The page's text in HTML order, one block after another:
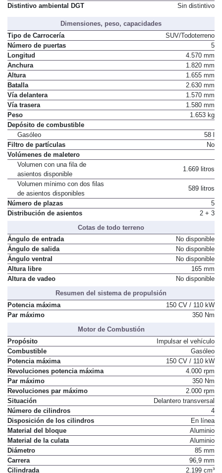
Distintivo ambiental DGT
Sin distintivo
Dimensiones, peso, capacidades
Tipo de Carrocería
SUV/Todoterreno
Número de puertas
5
Longitud
4.570 mm
Anchura
1.820 mm
Altura
1.655 mm
Batalla
2.630 mm
Vía delantera
1.570 mm
Vía trasera
1.580 mm
Peso
1.653 kg
Depósito de combustible
Gasóleo
58 l
Filtro de partículas
No
Volúmenes de maletero
Volumen con una fila de
asientos disponible
1.669 litros
Volumen mínimo con dos filas
de asientos disponibles
589 litros
Número de plazas
5
Distribución de asientos
2 + 3
Cotas de todo terreno
Ángulo de entrada
No disponible
Ángulo de salida
No disponible
Ángulo ventral
No disponible
Altura libre
165 mm
Altura de vadeo
No disponible
Resumen del sistema de propulsión
Potencia máxima
150 CV / 110 kW
Par máximo
350 Nm
Motor de Combustión
Propósito
Impulsar el vehículo
Combustible
Gasóleo
Potencia máxima
150 CV / 110 kW
Revoluciones potencia máxima
4.000 rpm
Par máximo
350 Nm
Revoluciones par máximo
2.000 rpm
Situación
Delantero transversal
Número de cilindros
4
Disposición de los cilindros
En línea
Material del bloque
Aluminio
Material de la culata
Aluminio
Diámetro
85 mm
Carrera
96,9 mm
Cilindrada
2.199 cm³